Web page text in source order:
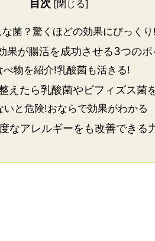
目次 [閉じる]
菌？驚くほどの効果にびっくり!
果が腸活を成功させる3つのポ
物を紹介!乳酸菌も活きる!
えたら乳酸菌やビフィズス菌
いと危険!おならで効果がわかる
なアレルギーをも改善できる